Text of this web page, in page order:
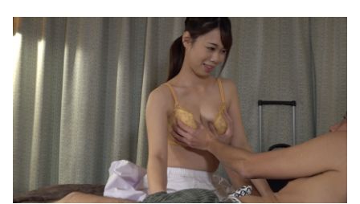
絵恋空 画像455枚【ヌード】
結婚式の二次会で知り合った娘達と乱交した話